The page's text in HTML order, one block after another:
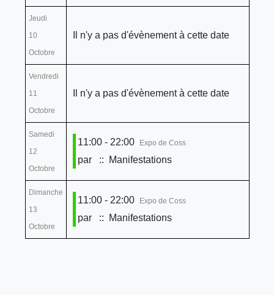
Jeudi
10
Octobre
Il n'y a pas d'évènement à cette date
Vendredi
11
Octobre
Il n'y a pas d'évènement à cette date
Samedi
12
Octobre
11:00 - 22:00 Expo de Coss
par :: Manifestations
Dimanche
13
Octobre
11:00 - 22:00 Expo de Coss
par :: Manifestations